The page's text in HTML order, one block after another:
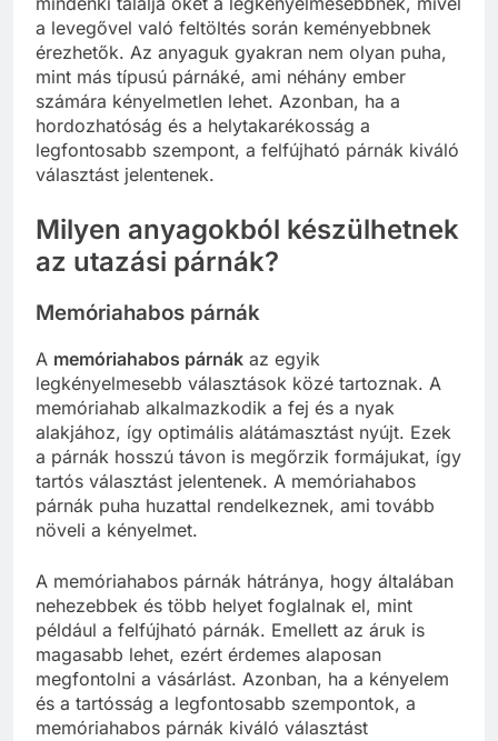
a levegővel való feltöltés során keményebbnek
érezhetők. Az anyaguk gyakran nem olyan puha,
mint más típusú párnáké, ami néhány ember
számára kényelmetlen lehet. Azonban, ha a
hordozhatóság és a helytakarékosság a
legfontosabb szempont, a felfújható párnák kiváló
választást jelentenek.
Milyen anyagokból készülhetnek
az utazási párnák?
Memóriahabos párnák
A memóriahabos párnák az egyik
legkényelmesebb választások közé tartoznak. A
memóriahab alkalmazkodik a fej és a nyak
alakjához, így optimális alátámasztást nyújt. Ezek
a párnák hosszú távon is megőrzik formájukat, így
tartós választást jelentenek. A memóriahabos
párnák puha huzattal rendelkeznek, ami tovább
növeli a kényelmet.
A memóriahabos párnák hátránya, hogy általában
nehezebbek és több helyet foglalnak el, mint
például a felfújható párnák. Emellett az áruk is
magasabb lehet, ezért érdemes alaposan
megfontolni a vásárlást. Azonban, ha a kényelem
és a tartósság a legfontosabb szempontok, a
memóriahabos párnák kiváló választást